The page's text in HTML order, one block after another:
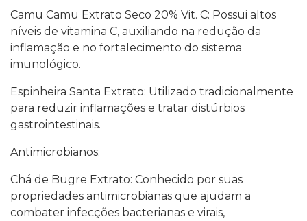
Camu Camu Extrato Seco 20% Vit. C: Possui altos
níveis de vitamina C, auxiliando na redução da
inflamação e no fortalecimento do sistema
imunológico.
Espinheira Santa Extrato: Utilizado tradicionalmente
para reduzir inflamações e tratar distúrbios
gastrointestinais.
Antimicrobianos:
Chá de Bugre Extrato: Conhecido por suas
propriedades antimicrobianas que ajudam a
combater infecções bacterianas e virais,